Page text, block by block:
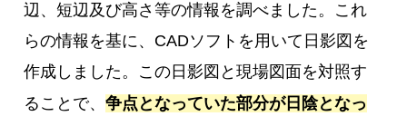
辺、短辺及び高さ等の情報を調べました。これ
らの情報を基に、CADソフトを用いて日影図を
作成しました。この日影図と現場図面を対照す
ることで、争点となっていた部分が日陰となっ